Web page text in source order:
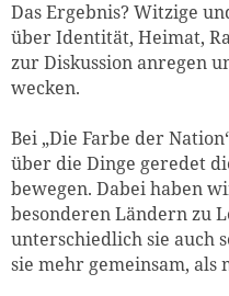
Das Ergebnis? Witzige
über Identität, Heimat,
zur Diskussion anregen
wecken.
Bei „Die Farbe der
über die Dinge geredet
bewegen. Dabei haben
besonderen Ländern zu
unterschiedlich sie auch
sie mehr gemeinsam, als